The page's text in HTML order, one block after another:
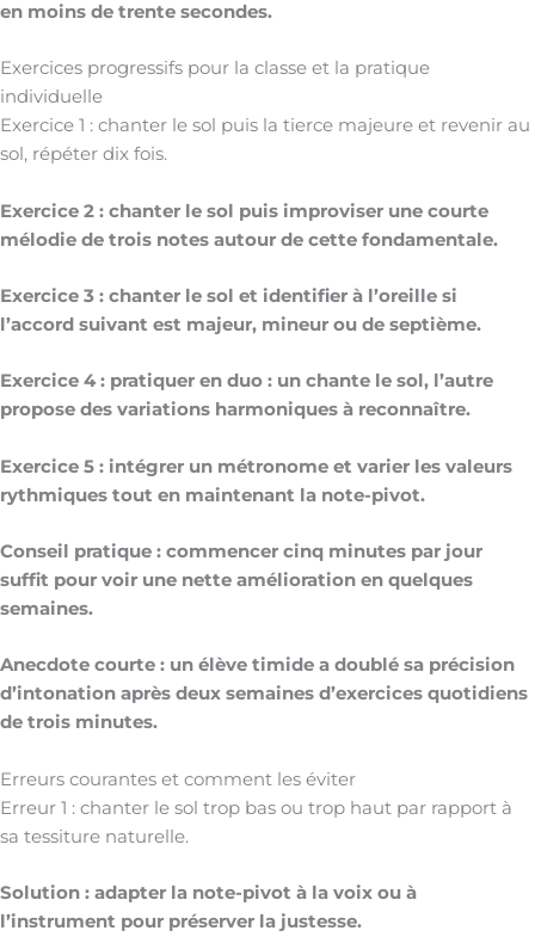
en moins de trente secondes.
Exercices progressifs pour la classe et la pratique
individuelle
Exercice 1 : chanter le sol puis la tierce majeure et revenir au
sol, répéter dix fois.
Exercice 2 : chanter le sol puis improviser une courte
mélodie de trois notes autour de cette fondamentale.
Exercice 3 : chanter le sol et identifier à l’oreille si
l’accord suivant est majeur, mineur ou de septième.
Exercice 4 : pratiquer en duo : un chante le sol, l’autre
propose des variations harmoniques à reconnaître.
Exercice 5 : intégrer un métronome et varier les valeurs
rythmiques tout en maintenant la note-pivot.
Conseil pratique : commencer cinq minutes par jour
suffit pour voir une nette amélioration en quelques
semaines.
Anecdote courte : un élève timide a doublé sa précision
d’intonation après deux semaines d’exercices quotidiens
de trois minutes.
Erreurs courantes et comment les éviter
Erreur 1 : chanter le sol trop bas ou trop haut par rapport à
sa tessiture naturelle.
Solution : adapter la note-pivot à la voix ou à
l’instrument pour préserver la justesse.